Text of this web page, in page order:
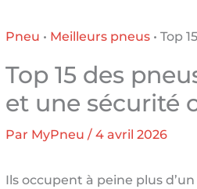
Pneu • Meilleurs pneus• Top
Top 15 des
et une sécurité
Par MyPneu / 4 avril 2026
Ils occupent à peine plus